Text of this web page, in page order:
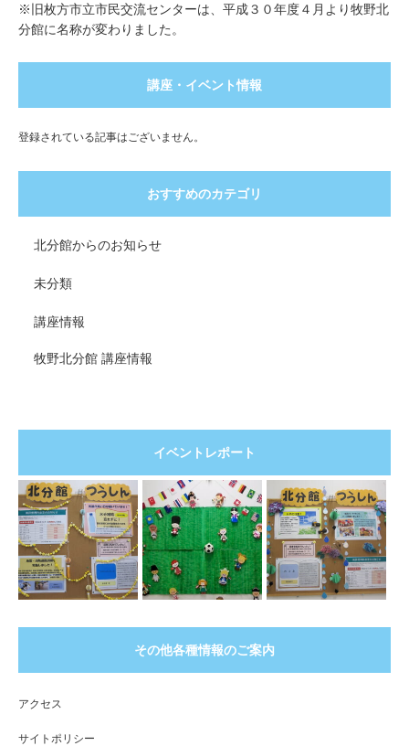
※旧枚方市立市民交流センターは、平成３０年度４月より牧野北
分館に名称が変わりました。
講座・イベント情報
登録されている記事はございません。
おすすめのカテゴリ
北分館からのお知らせ
未分類
講座情報
牧野北分館 講座情報
イベントレポート
その他各種情報のご案内
アクセス
サイトポリシー